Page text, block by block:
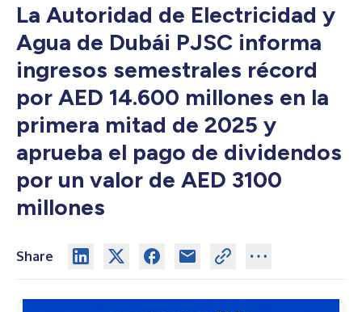
La Autoridad de Electricidad y
Agua de Dubái PJSC informa
ingresos semestrales récord
por AED 14.600 millones en la
primera mitad de 2025 y
aprueba el pago de dividendos
por un valor de AED 3100
millones
Share